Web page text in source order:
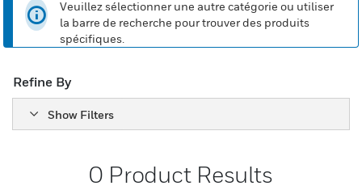
Veuillez sélectionner une autre catégorie ou utiliser
la barre de recherche pour trouver des produits
spécifiques.
Refine By
Show Filters
0 Product Results